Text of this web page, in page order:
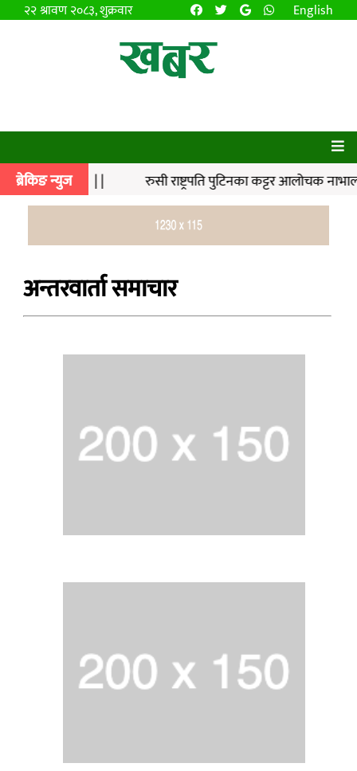
२२ श्रावण २०८३, शुक्रवार English
ब्रेकिङ न्युज
पत्राचार | | रुसी राष्ट्रपति पुटिनका कट्टर आलोचक
अन्तरवार्ता समाचार